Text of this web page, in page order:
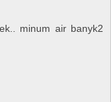
minum air banyk2